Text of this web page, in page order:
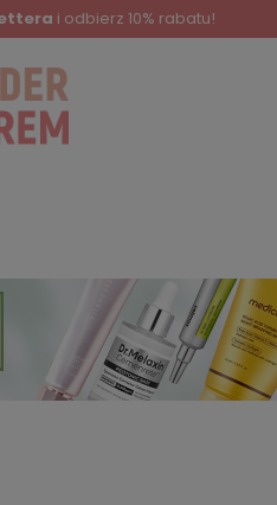
i odbierz 10% rabatu!